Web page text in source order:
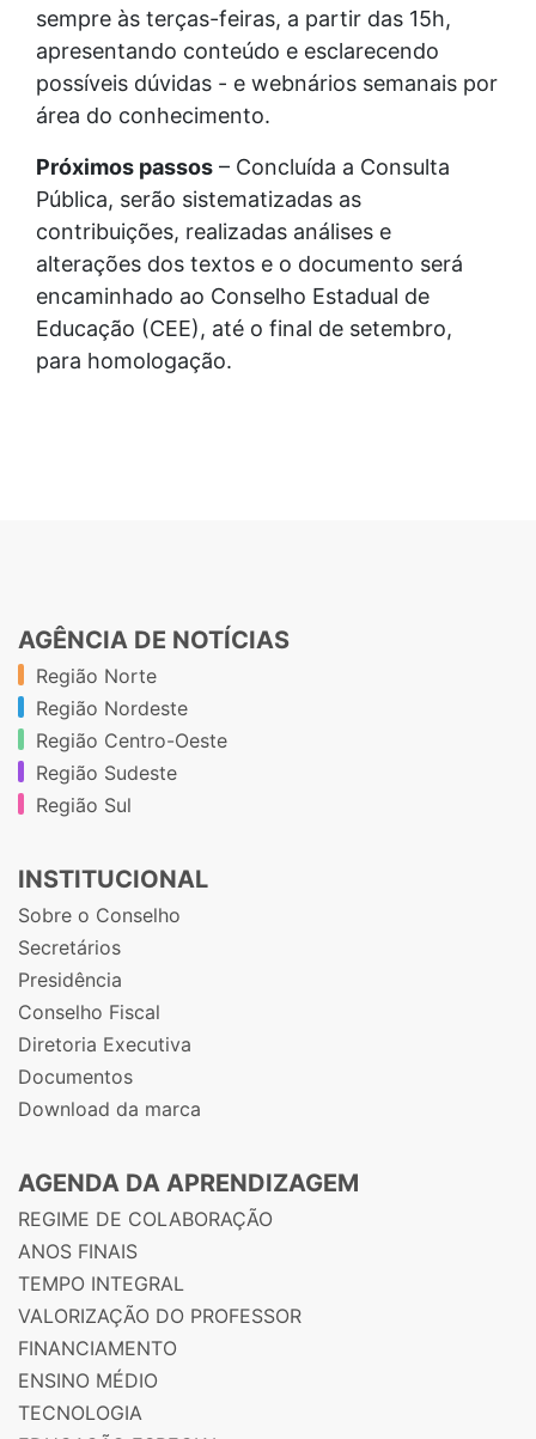
sempre às terças-feiras, a partir das 15h,
apresentando conteúdo e esclarecendo
possíveis dúvidas - e webnários semanais por
área do conhecimento.
Próximos passos – Concluída a Consulta
Pública, serão sistematizadas as
contribuições, realizadas análises e
alterações dos textos e o documento será
encaminhado ao Conselho Estadual de
Educação (CEE), até o final de setembro,
para homologação.
AGÊNCIA DE NOTÍCIAS
Região Norte
Região Nordeste
Região Centro-Oeste
Região Sudeste
Região Sul
INSTITUCIONAL
Sobre o Conselho
Secretários
Presidência
Conselho Fiscal
Diretoria Executiva
Documentos
Download da marca
AGENDA DA APRENDIZAGEM
REGIME DE COLABORAÇÃO
ANOS FINAIS
TEMPO INTEGRAL
VALORIZAÇÃO DO PROFESSOR
FINANCIAMENTO
ENSINO MÉDIO
TECNOLOGIA